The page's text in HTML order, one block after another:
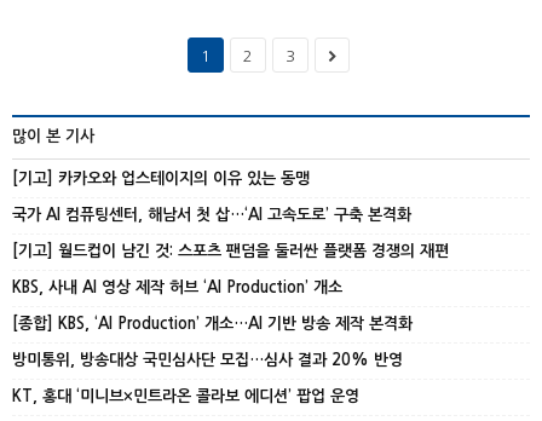
1 2 3
많이 본 기사
[기고] 카카오와 업스테이지의 이유 있는 동맹
국가 AI 컴퓨팅센터, 해남서 첫 삽…‘AI 고속도로’ 구축 본격화
[기고] 월드컵이 남긴 것: 스포츠 팬덤을 둘러싼 플랫폼 경쟁의 재편
KBS, 사내 AI 영상 제작 허브 ‘AI Production’ 개소
[종합] KBS, ‘AI Production’ 개소…AI 기반 방송 제작 본격화
방미통위, 방송대상 국민심사단 모집…심사 결과 20% 반영
KT, 홍대 ‘미니브×민트라온 콜라보 에디션’ 팝업 운영